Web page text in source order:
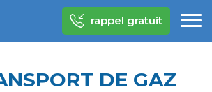
rappel gratuit
DE GAZ